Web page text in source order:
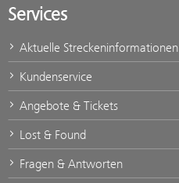
Services
Aktuelle Streckeninformationen
Kundenservice
Angebote & Tickets
Lost & Found
Fragen & Antworten